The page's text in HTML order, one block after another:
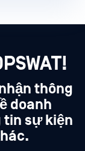
thông
doanh
tin sự kiện